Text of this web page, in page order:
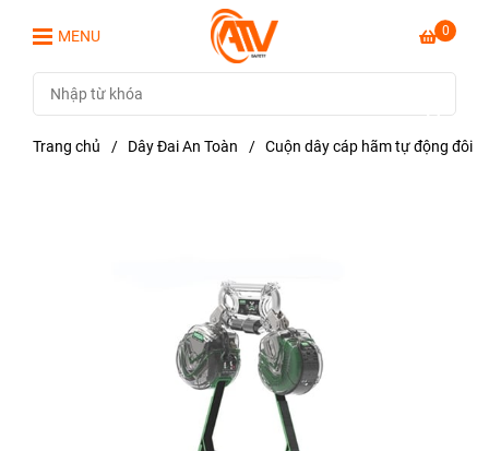
0
MENU
Trang chủ / Dây Đai An Toàn / Cuộn dây cáp hãm tự động đôi